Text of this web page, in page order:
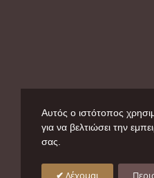
Αυτός ο ιστότοπος
για να βελτιώσει την
σας.
Δέχομαι